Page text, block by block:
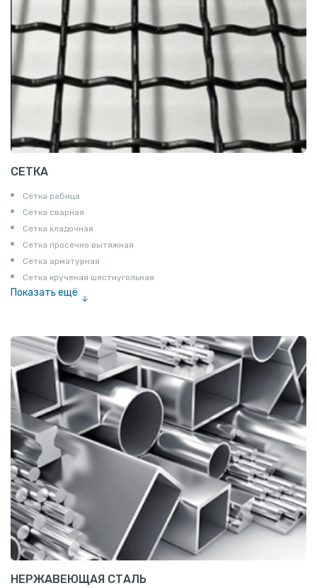
СЕТКА
Сетка рабица
Сетка сварная
Сетка кладочная
Сетка просечно вытяжная
Сетка арматурная
Сетка крученая шестиугольная
Показать ещё
НЕРЖАВЕЮЩАЯ СТАЛЬ